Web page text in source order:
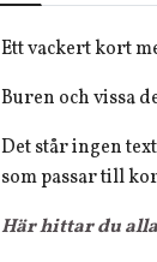
Ett vackert kort
Buren och vissa
Det står ingen
som passar till
Här hittar du